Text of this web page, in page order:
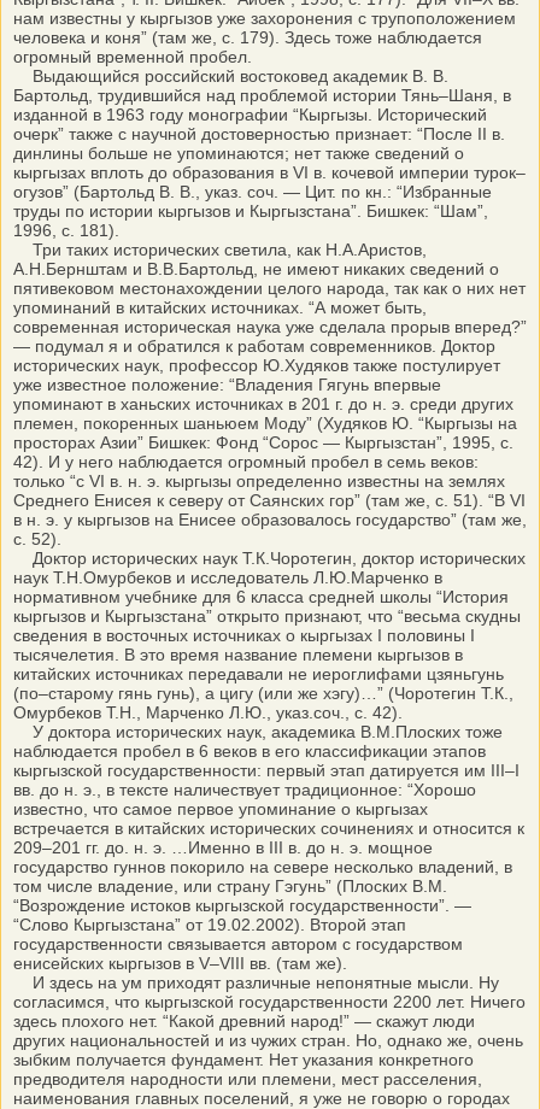
нам известны у кыргызов уже захоронения с трупоположением
человека и коня” (там же, с. 179). Здесь тоже наблюдается
огромный временной пробел.
Выдающийся российский востоковед академик В. В.
Бартольд, трудившийся над проблемой истории Тянь–Шаня, в
изданной в 1963 году монографии “Кыргызы. Исторический
очерк” также с научной достоверностью признает: “После II в.
динлины больше не упоминаются; нет также сведений о
кыргызах вплоть до образования в VI в. кочевой империи турок–
огузов” (Бартольд В. В., указ. соч. — Цит. по кн.: “Избранные
труды по истории кыргызов и Кыргызстана”. Бишкек: “Шам”,
1996, с. 181).
Три таких исторических светила, как Н.А.Аристов,
А.Н.Бернштам и В.В.Бартольд, не имеют никаких сведений о
пятивековом местонахождении целого народа, так как о них нет
упоминаний в китайских источниках. “А может быть,
современная историческая наука уже сделала прорыв вперед?”
— подумал я и обратился к работам современников. Доктор
исторических наук, профессор Ю.Худяков также постулирует
уже известное положение: “Владения Гягунь впервые
упоминают в ханьских источниках в 201 г. до н. э. среди других
племен, покоренных шаньюем Моду” (Худяков Ю. “Кыргызы на
просторах Азии” Бишкек: Фонд “Сорос — Кыргызстан”, 1995, с.
42). И у него наблюдается огромный пробел в семь веков:
только “с VI в. н. э. кыргызы определенно известны на землях
Среднего Енисея к северу от Саянских гор” (там же, с. 51). “В VI
в н. э. у кыргызов на Енисее образовалось государство” (там же,
с. 52).
Доктор исторических наук Т.К.Чоротегин, доктор исторических
наук Т.Н.Омурбеков и исследователь Л.Ю.Марченко в
нормативном учебнике для 6 класса средней школы “История
кыргызов и Кыргызстана” открыто признают, что “весьма скудны
сведения в восточных источниках о кыргызах I половины I
тысячелетия. В это время название племени кыргызов в
китайских источниках передавали не иероглифами цзяньгунь
(по–старому гянь гунь), а цигу (или же хэгу)…” (Чоротегин Т.К.,
Омурбеков Т.Н., Марченко Л.Ю., указ.соч., с. 42).
У доктора исторических наук, академика В.М.Плоских тоже
наблюдается пробел в 6 веков в его классификации этапов
кыргызской государственности: первый этап датируется им III–I
вв. до н. э., в тексте наличествует традиционное: “Хорошо
известно, что самое первое упоминание о кыргызах
встречается в китайских исторических сочинениях и относится к
209–201 гг. до. н. э. …Именно в III в. до н. э. мощное
государство гуннов покорило на севере несколько владений, в
том числе владение, или страну Гэгунь” (Плоских В.М.
“Возрождение истоков кыргызской государственности”. —
“Слово Кыргызстана” от 19.02.2002). Второй этап
государственности связывается автором с государством
енисейских кыргызов в V–VIII вв. (там же).
И здесь на ум приходят различные непонятные мысли. Ну
согласимся, что кыргызской государственности 2200 лет. Ничего
здесь плохого нет. “Какой древний народ!” — скажут люди
других национальностей и из чужих стран. Но, однако же, очень
зыбким получается фундамент. Нет указания конкретного
предводителя народности или племени, мест расселения,
наименования главных поселений, я уже не говорю о городах